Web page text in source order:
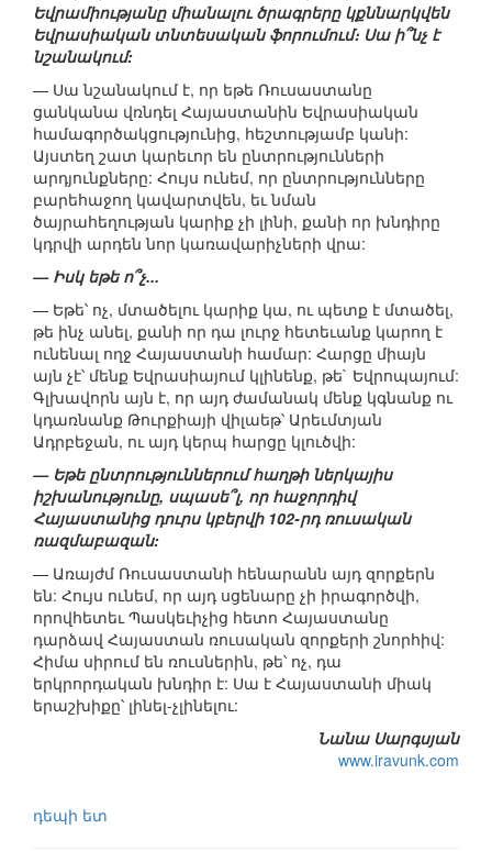
Եվրամիությանը միանալու ծրագրերը կքննարկվեն
Եվրասիական տնտեսական ֆորումում։ Սա ի՞նչ է
նշանակում:
— Սա նշանակում է, որ եթե Ռուսաստանը
ցանկանա վռնդել Հայաստանին Եվրասիական
համագործակցությունից, հեշտությամբ կանի:
Այստեղ շատ կարեւոր են ընտրությունների
արդյունքները: Հույս ունեմ, որ ընտրությունները
բարեհաջող կավարտվեն, եւ նման
ծայրահեղության կարիք չի լինի, քանի որ խնդիրը
կդրվի արդեն նոր կառավարիչների վրա:
— Իսկ եթե ո՞չ...
— Եթե՝ ոչ, մտածելու կարիք կա, ու պետք է մտածել,
թե ինչ անել, քանի որ դա լուրջ հետեւանք կարող է
ունենալ ողջ Հայաստանի համար: Հարցը միայն
այն չէ՝ մենք Եվրասիայում կլինենք, թե` Եվրոպայում:
Գլխավորն այն է, որ այդ ժամանակ մենք կգնանք ու
կդառնանք Թուրքիայի վիլաեթ՝ Արեւմտյան
Ադրբեջան, ու այդ կերպ հարցը կլուծվի:
— Եթե ընտրություններում հաղթի ներկայիս
իշխանությունը, սպասե՞լ, որ հաջորդիվ
Հայաստանից դուրս կբերվի 102-րդ ռուսական
ռազմաբազան:
— Առայժմ Ռուսաստանի հենարանն այդ զորքերն
են: Հույս ունեմ, որ այդ սցենարը չի իրագործվի,
որովհետեւ Պասկեւիչից հետո Հայաստանը
դարձավ Հայաստան ռուսական զորքերի շնորհիվ:
Հիմա սիրում են ռուսներին, թե՝ ոչ, դա
երկրորդական խնդիր է: Սա է Հայաստանի միակ
երաշխիքը՝ լինել-չլինելու:
Նանա Սարգսյան
www.iravunk.com
դեպի ետ